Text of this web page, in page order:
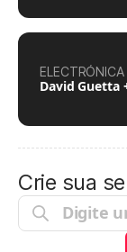
ELECTRÓNICA
David Guetta
Crie sua